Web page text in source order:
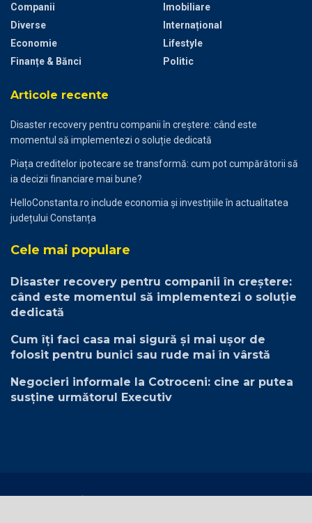
Companii
Diverse
Economie
Finanțe & Bănci
Imobiliare
Internațional
Lifestyle
Politic
Articole recente
Disaster recovery pentru companii în creștere: când este
momentul să implementezi o soluție dedicată
Piața creditelor ipotecare se transformă: cum pot cumpărătorii să
ia decizii financiare mai bune?
HelloConstanta.ro include economia și investițiile în actualitatea
județului Constanța
Cele mai populare
Disaster recovery pentru companii în creștere:
când este momentul să implementezi o soluție
dedicată
Cum îți faci casa mai sigură și mai ușor de
folosit pentru bunici sau rude mai în vârstă
Negocieri informale la Cotroceni: cine ar putea
susține următorul Executiv
Politica Cookie Politica de confidențialitate